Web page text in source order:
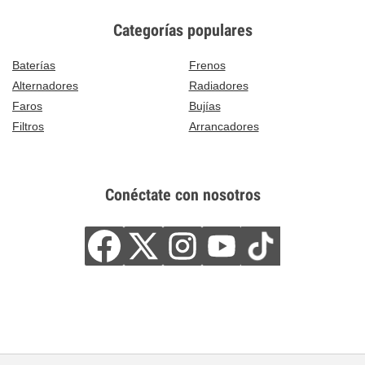
Categorías populares
Baterías
Frenos
Alternadores
Radiadores
Faros
Bujías
Filtros
Arrancadores
Conéctate con nosotros